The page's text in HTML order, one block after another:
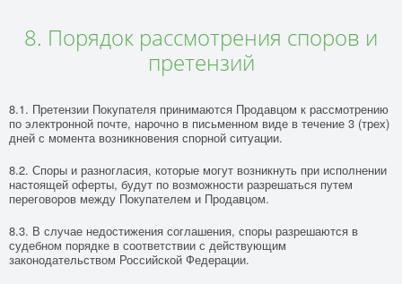
8. Порядок рассмотрения споров и
претензий
8.1. Претензии Покупателя принимаются Продавцом к рассмотрению
по электронной почте, нарочно в письменном виде в течение 3 (трех)
дней с момента возникновения спорной ситуации.
8.2. Споры и разногласия, которые могут возникнуть при исполнении
настоящей оферты, будут по возможности разрешаться путем
переговоров между Покупателем и Продавцом.
8.3. В случае недостижения соглашения, споры разрешаются в
судебном порядке в соответствии с действующим
законодательством Российской Федерации.